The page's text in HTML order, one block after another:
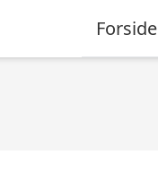
Forside